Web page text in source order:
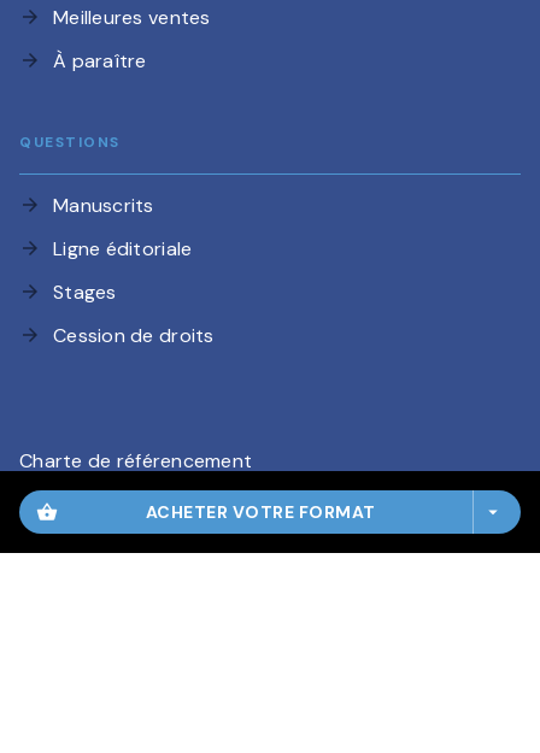
shopping_basket ACHETER VOTRE FORMAT arrow_drop_down
arrow_forward Meilleures ventes
arrow_forward À paraître
QUESTIONS
arrow_forward Manuscrits
arrow_forward Ligne éditoriale
arrow_forward Stages
arrow_forward Cession de droits
Charte de référencement
CGU
Charte des Données Personnelles